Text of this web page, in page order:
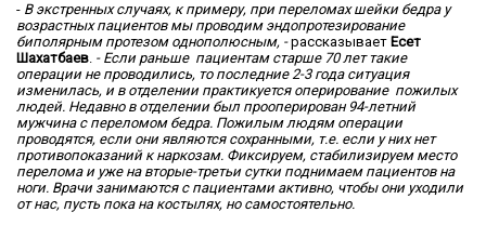
- В экстренных случаях, к примеру, при переломах шейки бедра у
возрастных пациентов мы проводим эндопротезирование
биполярным протезом однополюсным, -рассказывает Есет
Шахатбаев. - Если раньше пациентам старше 70 лет такие
операции не проводились, то последние 2-3 года ситуация
изменилась, и в отделении практикуется оперирование пожилых
людей. Недавно в отделении был прооперирован 94-летний
мужчина с переломом бедра. Пожилым людям операции
проводятся, если они являются сохранными, т.е. если у них нет
противопоказаний к наркозам. Фиксируем, стабилизируем место
перелома и уже на вторые-третьи сутки поднимаем пациентов на
ноги. Врачи занимаются с пациентами активно, чтобы они уходили
от нас, пусть пока на костылях, но самостоятельно.